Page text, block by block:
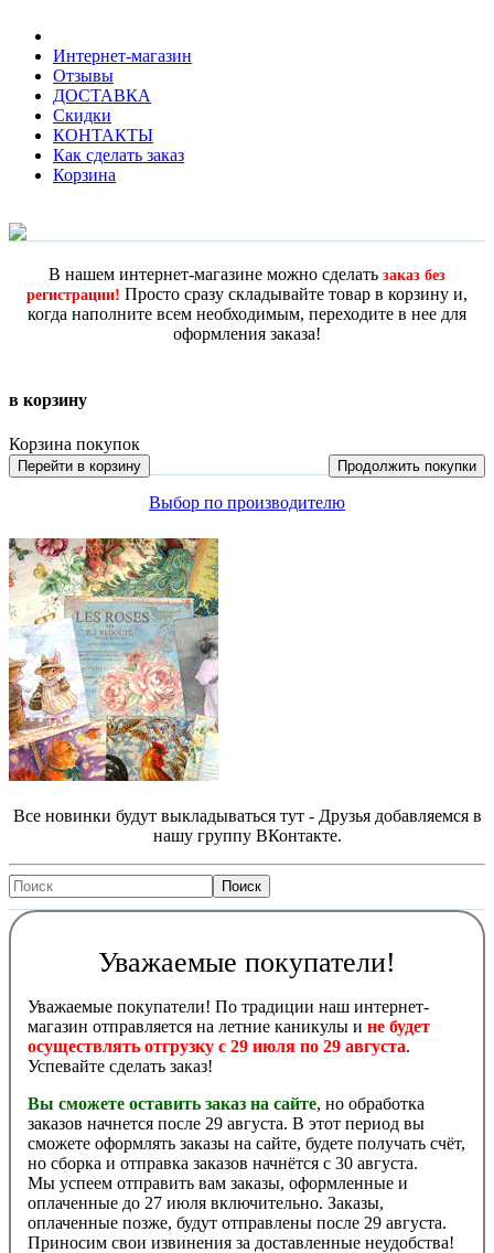
Интернет-магазин
Отзывы
ДОСТАВКА
Скидки
КОНТАКТЫ
Как сделать заказ
Корзина
В нашем интернет-магазине можно сделать заказ без
регистрации! Просто сразу складывайте товар в корзину и,
когда наполните всем необходимым, переходите в нее для
оформления заказа!
в корзину
Корзина покупок
Перейти в корзину Продолжить покупки
Выбор по производителю
Все новинки будут выкладываться тут - Друзья добавляемся в
нашу группу ВКонтакте.
Уважаемые покупатели!
Уважаемые покупатели! По традиции наш интернет-
магазин отправляется на летние каникулы и не будет
осуществлять отгрузку с 29 июля по 29 августа.
Успевайте сделать заказ!
Вы сможете оставить заказ на сайте, но обработка
заказов начнется после 29 августа. В этот период вы
сможете оформлять заказы на сайте, будете получать счёт,
но сборка и отправка заказов начнётся с 30 августа.
Мы успеем отправить вам заказы, оформленные и
оплаченные до 27 июля включительно. Заказы,
оплаченные позже, будут отправлены после 29 августа.
Приносим свои извинения за доставленные неудобства!